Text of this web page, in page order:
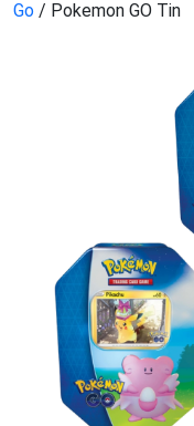
Go / Pokemon GO Tin